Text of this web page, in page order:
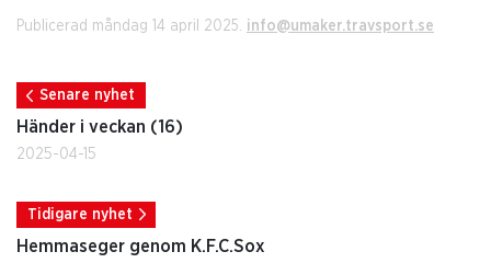
Publicerad måndag 14 april 2025. info@umaker.travsport.se
Senare nyhet
Händer i veckan (16)
2025-04-15
Tidigare nyhet
Hemmaseger genom K.F.C.Sox